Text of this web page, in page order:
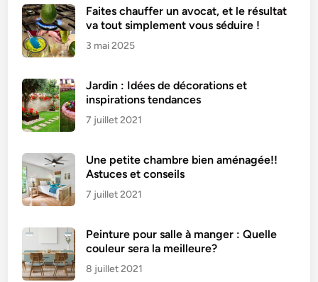
Faites chauffer un avocat, et le résultat
va tout simplement vous séduire !
3 mai 2025
Jardin : Idées de décorations et
inspirations tendances
7 juillet 2021
Une petite chambre bien aménagée!!
Astuces et conseils
7 juillet 2021
Peinture pour salle à manger : Quelle
couleur sera la meilleure?
8 juillet 2021